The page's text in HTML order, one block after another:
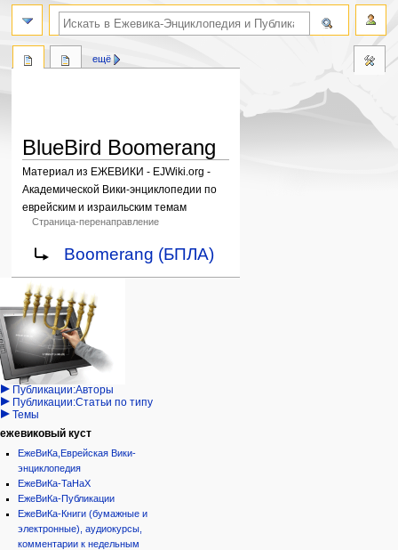
BlueBird Boomerang
Материал из ЕЖЕВИКИ - EJWiki.org -
Академической Вики-энциклопедии по
еврейским и израильским темам
Страница-перенаправление
Перейти
навигации
Перейти
поиску
Перенаправление на:
Boomerang (БПЛА)
Навигация
ещё
персональные инструменты
войти
запрос
учётной
записи
категории
Израиль:Страна и
государство
Иудаизм
Народ
Проекты
Проекты/Участники/
дополнения
Публикации:Авторы
Публикации:Статьи по типу
Темы
поиск по словам
ежевиковый куст
ЕжеВиКа,Еврейская Вики-
энциклопедия
ЕжеВиКа-ТаНаХ
ЕжеВиКа-Публикации
ЕжеВиКа-Книги (бумажные и
электронные), аудиокурсы,
комментарии к недельным